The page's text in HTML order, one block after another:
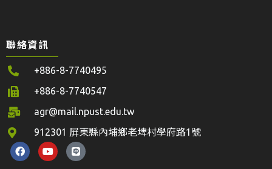
聯絡資訊
+886-8-7740495
+886-8-7740547
agr@mail.npust.edu.tw
912301 屏東縣內埔鄉老埤村學府路1號